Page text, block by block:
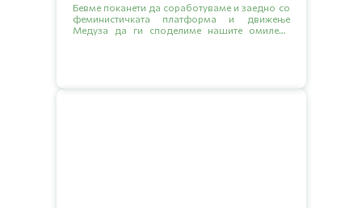
Бевме поканети да соработуваме и заедно со
феминистичката платформа и движење
Медуза да ги споделиме нашите омилени